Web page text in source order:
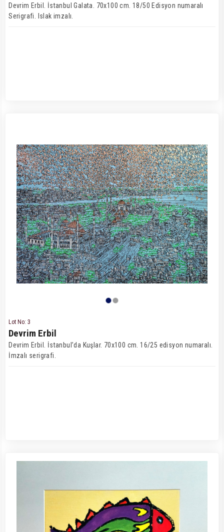
Devrim Erbil. İstanbul Galata. 70x100 cm. 18/50 Edisyon numaralı
Serigrafi. Islak imzalı.
Lot No: 3
Devrim Erbil
Devrim Erbil. İstanbul’da Kuşlar. 70x100 cm. 16/25 edisyon numaralı.
İmzalı serigrafi.